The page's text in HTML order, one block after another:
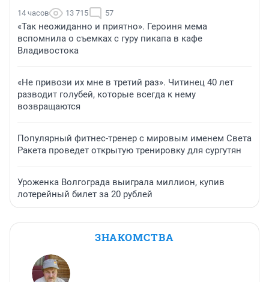
14 часов 13 715 57
«Так неожиданно и приятно». Героиня мема
вспомнила о съемках с гуру пикапа в кафе
Владивостока
«Не привози их мне в третий раз». Читинец 40 лет
разводит голубей, которые всегда к нему
возвращаются
Популярный фитнес-тренер с мировым именем Света
Ракета проведет открытую тренировку для сургутян
Уроженка Волгограда выиграла миллион, купив
лотерейный билет за 20 рублей
ЗНАКОМСТВА